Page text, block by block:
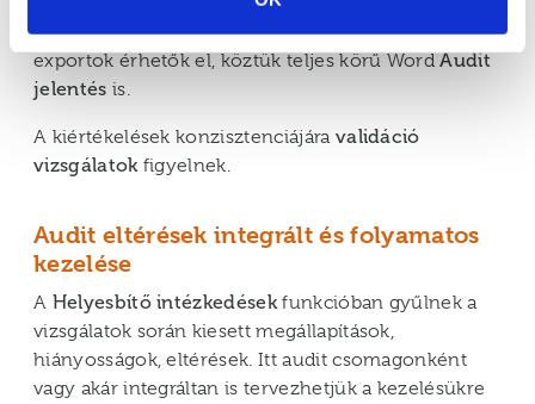
A kiértékelés eredményéről elemző riportok és
exportok érhetők el, köztük teljes körű WordAudit
jelentés is.
A kiértékelések konzisztenciájára validáció
vizsgálatokfigyelnek.
Audit eltérések integrált és folyamatos
kezelése
A Helyesbítő intézkedésekfunkcióban gyűlnek a
vizsgálatok során kiesett megállapítások,
hiányosságok, eltérések. Itt audit csomagonként
vagy akár integráltan is tervezhetjük a kezelésükre